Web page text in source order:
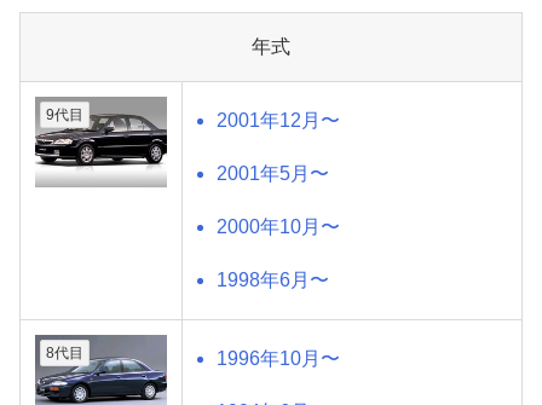
年式
9代目 2001年12月〜
2001年5月〜
2000年10月〜
1998年6月〜
8代目 1996年10月〜